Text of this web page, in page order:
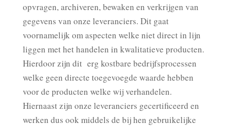
opvragen, archiveren, bewaken en verkrijgen van
gegevens van onze leveranciers. Dit gaat
voornamelijk om aspecten welke niet direct in lijn
liggen met het handelen in kwalitatieve producten.
Hierdoor zijn dit erg kostbare bedrijfsprocessen
welke geen directe toegevoegde waarde hebben
voor de producten welke wij verhandelen.
Hiernaast zijn onze leveranciers gecertificeerd en
werken dus ook middels de bij hen gebruikelijke